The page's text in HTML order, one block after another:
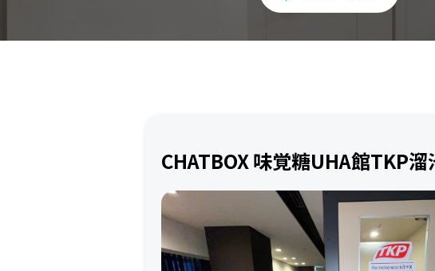
CHATBOX 味覚糖UHA館TKP